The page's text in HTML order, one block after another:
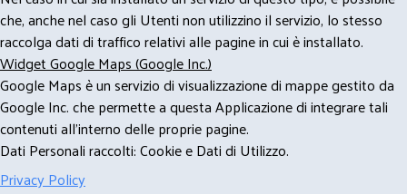
che, anche nel caso gli Utenti non utilizzino il servizio, lo stesso
raccolga dati di traffico relativi alle pagine in cui è installato.
Widget Google Maps (Google Inc.)
Google Maps è un servizio di visualizzazione di mappe gestito da
Google Inc. che permette a questa Applicazione di integrare tali
contenuti all'interno delle proprie pagine.
Dati Personali raccolti: Cookie e Dati di Utilizzo.
Privacy Policy